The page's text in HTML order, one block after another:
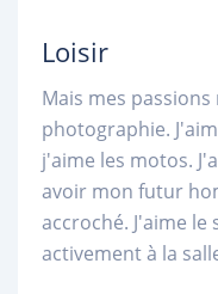
Loisir
Mais mes
photographie.
j'aime les motos.
avoir mon futur
accroché. J'aime
activement à la